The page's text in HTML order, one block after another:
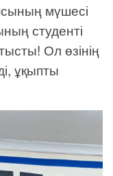
мүшесі
студенті
Ол өзінің
ұқыпты